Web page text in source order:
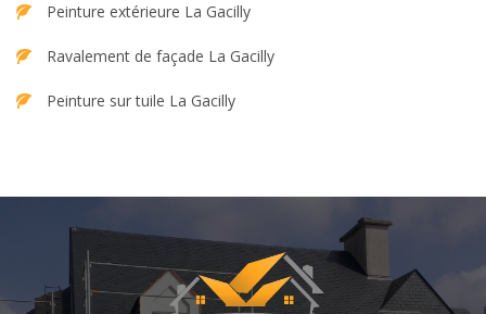
Peinture extérieure La Gacilly
Ravalement de façade La Gacilly
Peinture sur tuile La Gacilly